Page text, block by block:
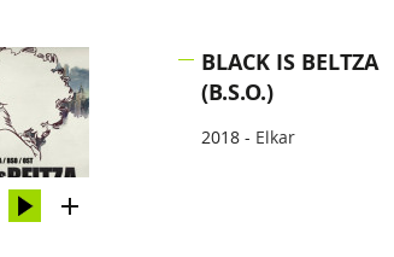
BLACK IS BELTZA
(B.S.O.)
2018 - Elkar